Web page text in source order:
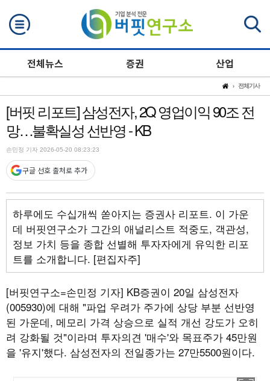
전체뉴스 증권 산업
전체기사
[버핏 리포트] 삼성전자, 2Q 영업이익 90조 전
망…불확실성 선반영 - KB
손민정 기자 2026-05-20 08:23:23
구글 선호 출처로 추가
하루에도 수십개씩 쏟아지는 증권사 리포트. 이 가운
데 버핏연구소가 그간의 애널리스트 적중도, 객관성,
정보 가치 등을 종합 선별해 투자자에게 유익한 리포
트를 소개합니다. [편집자주]
[버핏연구소=손민정 기자] KB증권이 20일 삼성전자
(005930)에 대해 "파업 우려가 주가에 상당 부분 선반영
된 가운데, 메모리 가격 상승으로 실적 개선 강도가 오히
려 강화될 것"이라며 투자의견 '매수'와 목표주가 45만원
을 '유지'했다. 삼성전자의 전일종가는 27만5500원이다.
검색